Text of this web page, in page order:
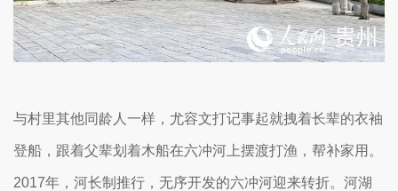
与村里其他同龄人一样，尤容文打记事起就拽着长辈的衣袖
登船，跟着父辈划着木船在六冲河上摆渡打渔，帮补家用。
2017年，河长制推行，无序开发的六冲河迎来转折。河湖